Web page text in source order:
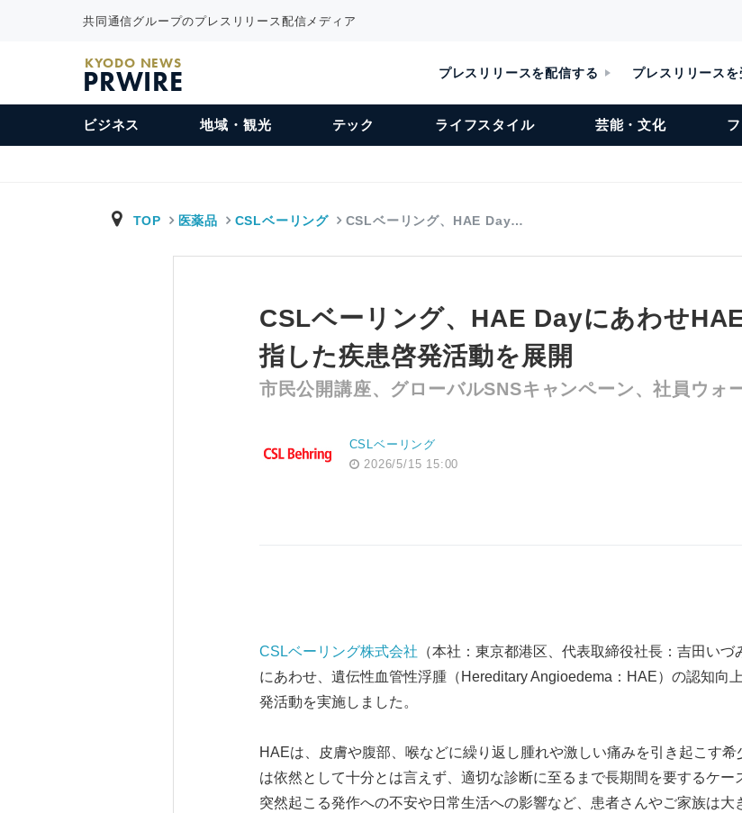
共同通信グループのプレスリリース配信メディア
KYODO NEWS
PRWIRE プレスリリースを配信する プレスリリースを
ビジネス 地域・観光 テック ライフスタイル 芸能・文化
TOP 医薬品 CSLベーリング CSLベーリング、HAE Day…
CSLベーリング、HAE Dayにあわせ
指した疾患啓発活動を展開
市民公開講座、グローバルSNSキャンペーン、社員ウォ
CSLベーリング
2026/5/15 15:00
CSLベーリング株式会社 （本社：東京都港区、代表取締役社長：吉田いづ
にあわせ、遺伝性血管性浮腫（Hereditary Angioedema：HAE）の認知向
発活動を実施しました。
HAEは、皮膚や腹部、喉などに繰り返し腫れや激しい痛みを引き起こす希
は依然として十分とは言えず、適切な診断に至るまで長期間を要するケー
突然起こる発作への不安や日常生活への影響など、患者さんやご家族は大